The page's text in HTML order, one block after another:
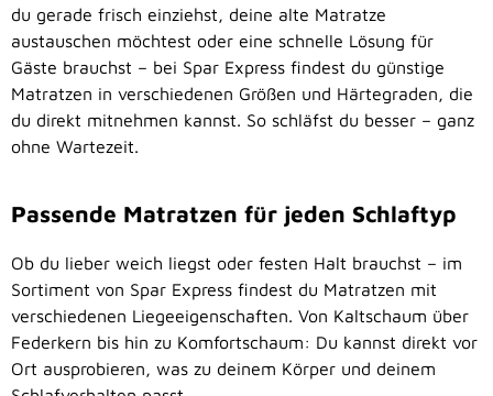
du gerade frisch einziehst, deine alte Matratze
austauschen möchtest oder eine schnelle Lösung für
Gäste brauchst – bei Spar Express findest du günstige
Matratzen in verschiedenen Größen und Härtegraden, die
du direkt mitnehmen kannst. So schläfst du besser – ganz
ohne Wartezeit.
Passende Matratzen für jeden Schlaftyp
Ob du lieber weich liegst oder festen Halt brauchst – im
Sortiment von Spar Express findest du Matratzen mit
verschiedenen Liegeeigenschaften. Von Kaltschaum über
Federkern bis hin zu Komfortschaum: Du kannst direkt vor
Ort ausprobieren, was zu deinem Körper und deinem